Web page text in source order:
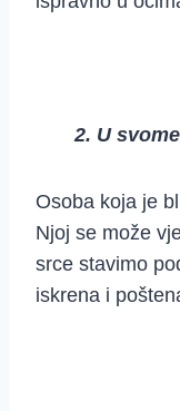
2. U
Osoba koja je
Njoj se može
srce stavimo
iskrena i